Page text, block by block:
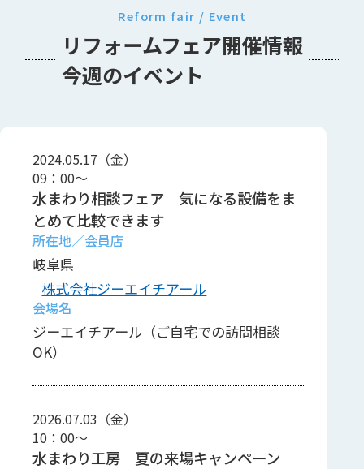
Reform fair / Event
リフォームフェア開催情報
今週のイベント
2024.05.17（金）
09：00～
水まわり相談フェア 気になる設備をま
とめて比較できます
岐阜県
株式会社ジーエイチアール
ジーエイチアール（ご自宅での訪問相談
OK）
2026.07.03（金）
10：00～
水まわり工房 夏の来場キャンペーン